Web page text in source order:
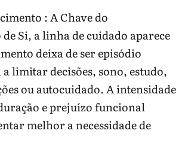
: A Chave do
Si, a linha de cuidado aparece
deixa de ser episódio
a limitar decisões, sono, estudo,
ou autocuidado. A intensidade
e prejuízo funcional
melhor a necessidade de